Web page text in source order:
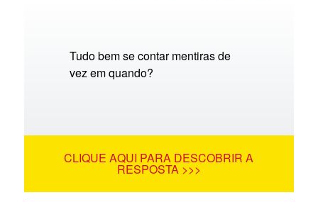
Tudo bem se contar mentiras de
vez em quando?
CLIQUE AQUI PARA DESCOBRIR A
RESPOSTA >>>